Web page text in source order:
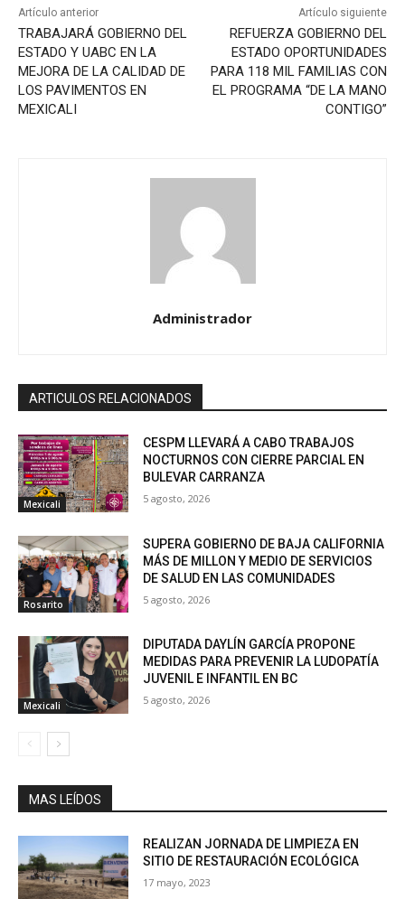
Artículo anterior
TRABAJARÁ GOBIERNO DEL
ESTADO Y UABC EN LA
MEJORA DE LA CALIDAD DE
LOS PAVIMENTOS EN
MEXICALI
Artículo siguiente
REFUERZA GOBIERNO DEL
ESTADO OPORTUNIDADES
PARA 118 MIL FAMILIAS CON
EL PROGRAMA “DE LA MANO
CONTIGO”
Administrador
ARTICULOS RELACIONADOS
Mexicali
CESPM LLEVARÁ A CABO TRABAJOS
NOCTURNOS CON CIERRE PARCIAL EN
BULEVAR CARRANZA
5 agosto, 2026
Rosarito
SUPERA GOBIERNO DE BAJA CALIFORNIA
MÁS DE MILLON Y MEDIO DE SERVICIOS
DE SALUD EN LAS COMUNIDADES
5 agosto, 2026
Mexicali
DIPUTADA DAYLÍN GARCÍA PROPONE
MEDIDAS PARA PREVENIR LA LUDOPATÍA
JUVENIL E INFANTIL EN BC
5 agosto, 2026
MAS LEÍDOS
REALIZAN JORNADA DE LIMPIEZA EN
SITIO DE RESTAURACIÓN ECOLÓGICA
17 mayo, 2023